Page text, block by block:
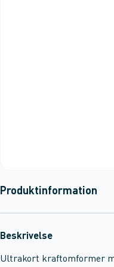
Produktinformation
Beskrivelse
Ultrakort kraftomformer